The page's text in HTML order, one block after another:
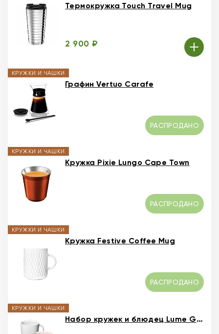
Термокружка Touch Travel Mug
2 900 ₽
КРУЖКИ И ЧАШКИ
Графин Vertuo Carafe
РАСПРОДАНО
КРУЖКИ И ЧАШКИ
Кружка Pixie Lungo Cape Town
РАСПРОДАНО
КРУЖКИ И ЧАШКИ
Кружка Festive Coffee Mug
РАСПРОДАНО
КРУЖКИ И ЧАШКИ
Набор кружек и блюдец Lume Gran Lungo